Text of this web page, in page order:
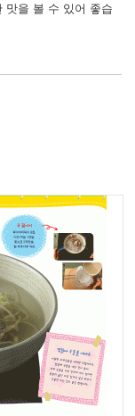
맛을 볼 수 있어 좋습